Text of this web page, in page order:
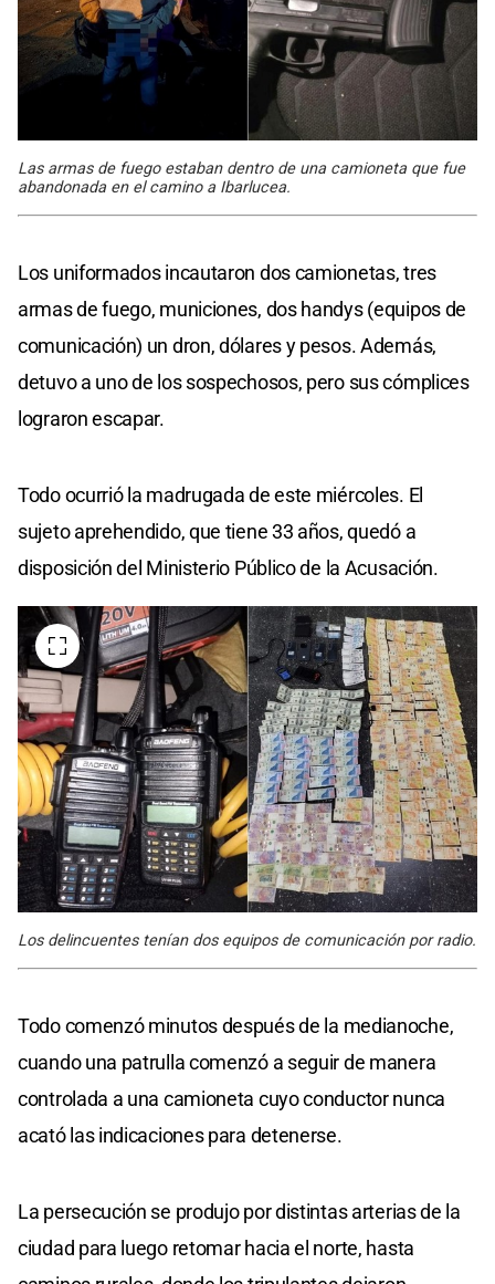
Las armas de fuego estaban dentro de una camioneta que fue
abandonada en el camino a Ibarlucea.
Los uniformados incautaron dos camionetas, tres
armas de fuego, municiones, dos handys (equipos de
comunicación) un dron, dólares y pesos. Además,
detuvo a uno de los sospechosos, pero sus cómplices
lograron escapar.
Todo ocurrió la madrugada de este miércoles. El
sujeto aprehendido, que tiene 33 años, quedó a
disposición del Ministerio Público de la Acusación.
Los delincuentes tenían dos equipos de comunicación por radio.
Todo comenzó minutos después de la medianoche,
cuando una patrulla comenzó a seguir de manera
controlada a una camioneta cuyo conductor nunca
acató las indicaciones para detenerse.
La persecución se produjo por distintas arterias de la
ciudad para luego retomar hacia el norte, hasta